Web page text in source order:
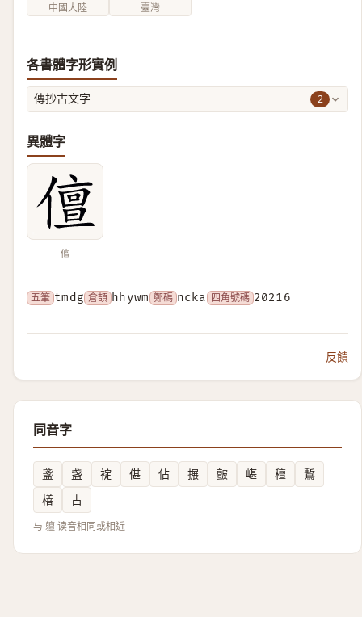
中國大陸 臺灣
各書體字形實例
傳抄古文字 2
異體字
儃
五筆 tmdg 倉頡 hhywm 鄭碼 ncka 四角號碼 20216
反饋
同音字
盞 盏 䘺 偡 佔 搌 皽 嵁 䆄
䳻
橏
占
与 䡀 读音相同或相近